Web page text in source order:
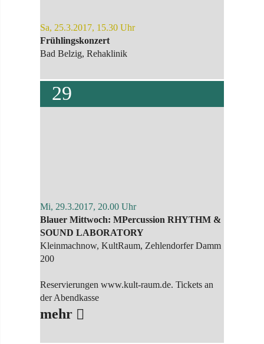
Sa, 25.3.2017, 15.30 Uhr
Frühlingskonzert
Bad Belzig, Rehaklinik
29
Mi, 29.3.2017, 20.00 Uhr
Blauer Mittwoch: MPercussion RHYTHM &
SOUND LABORATORY
Kleinmachnow, KultRaum, Zehlendorfer Damm
200
Reservierungen www.kult-raum.de. Tickets an
der Abendkasse
mehr